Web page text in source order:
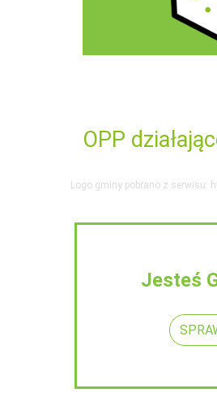
OPP
Logo gminy pobrano z serwisu:
Jesteś